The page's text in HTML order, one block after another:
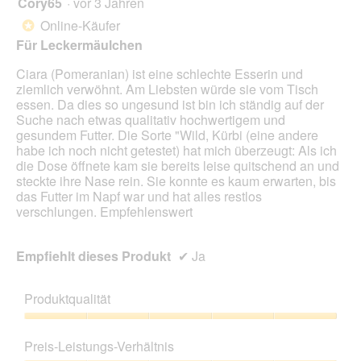
d
e
i
m
o
d
a
l
e
s
D
i
a
o
g
e
d
g
e
Sternen.
* Online-Käufer
Für Leckermäulchen
Ciara (Pomeranian) ist eine schlechte Esserin und
ziemlich verwöhnt. Am Liebsten würde sie vom Tisch
essen. Da dies so ungesund ist bin ich ständig auf der
Suche nach etwas qualitativ hochwertigem und
gesundem Futter. Die Sorte "Wild, Kürbi (eine andere
habe ich noch nicht getestet) hat mich überzeugt: Als ich
die Dose öffnete kam sie bereits leise quitschend an und
steckte ihre Nase rein. Sie konnte es kaum erwarten, bis
das Futter im Napf war und hat alles restlos
verschlungen. Empfehlenswert
Empfiehlt dieses Produkt ✔ Ja
Produktqualität
5
von
Preis-Leistungs-Verhältnis